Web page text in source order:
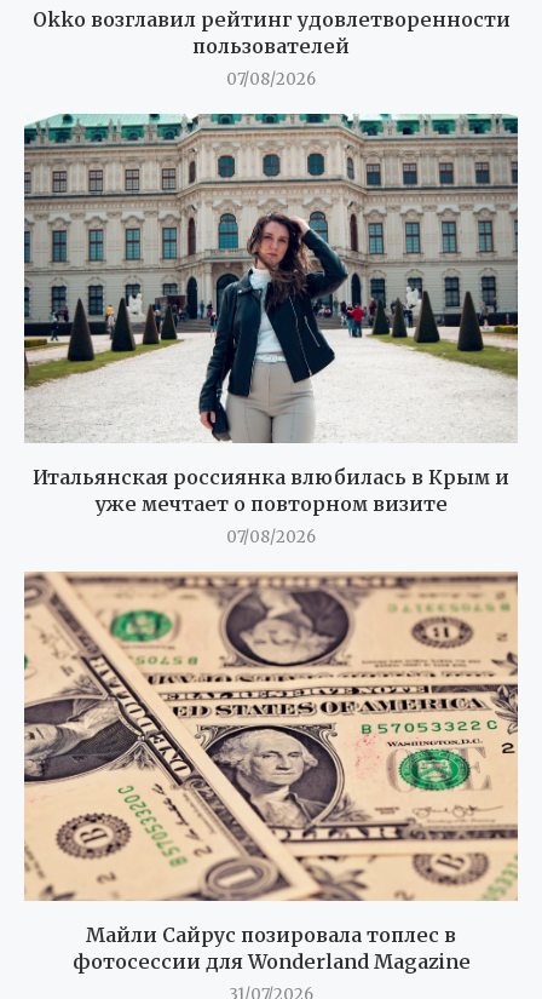
Okko возглавил рейтинг удовлетворенности
пользователей
07/08/2026
Итальянская россиянка влюбилась в Крым и
уже мечтает о повторном визите
07/08/2026
Майли Сайрус позировала топлес в
фотосессии для Wonderland Magazine
31/07/2026